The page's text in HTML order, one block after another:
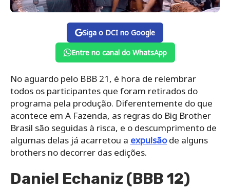
Siga o DCI no Google
Entre no canal do WhatsApp
No aguardo pelo BBB 21, é hora de relembrar
todos os participantes que foram retirados do
programa pela produção. Diferentemente do que
acontece em A Fazenda, as regras do Big Brother
Brasil são seguidas à risca, e o descumprimento de
algumas delas já acarretou a expulsãode alguns
brothers no decorrer das edições.
Daniel Echaniz (BBB 12)